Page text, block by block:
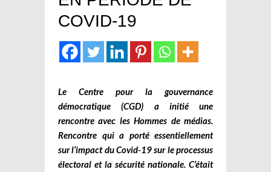
COVID-19
Le Centre pour la gouvernance
démocratique (CGD) a initié une
rencontre avec les Hommes de médias.
Rencontre qui a porté essentiellement
sur l’impact du Covid-19 sur le processus
électoral et la sécurité nationale. C’était